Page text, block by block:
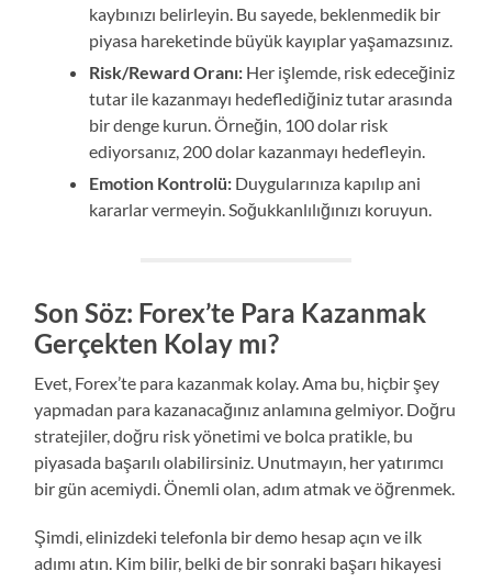
kaybınızı belirleyin. Bu sayede, beklenmedik bir
piyasa hareketinde büyük kayıplar yaşamazsınız.
Risk/Reward Oranı: Her işlemde, risk edeceğiniz
tutar ile kazanmayı hedeflediğiniz tutar arasında
bir denge kurun. Örneğin, 100 dolar risk
ediyorsanız, 200 dolar kazanmayı hedefleyin.
Emotion Kontrolü: Duygularınıza kapılıp ani
kararlar vermeyin. Soğukkanlılığınızı koruyun.
Son Söz: Forex’te Para Kazanmak
Gerçekten Kolay mı?
Evet, Forex’te para kazanmak kolay. Ama bu, hiçbir şey
yapmadan para kazanacağınız anlamına gelmiyor. Doğru
stratejiler, doğru risk yönetimi ve bolca pratikle, bu
piyasada başarılı olabilirsiniz. Unutmayın, her yatırımcı
bir gün acemiydi. Önemli olan, adım atmak ve öğrenmek.
Şimdi, elinizdeki telefonla bir demo hesap açın ve ilk
adımı atın. Kim bilir, belki de bir sonraki başarı hikayesi